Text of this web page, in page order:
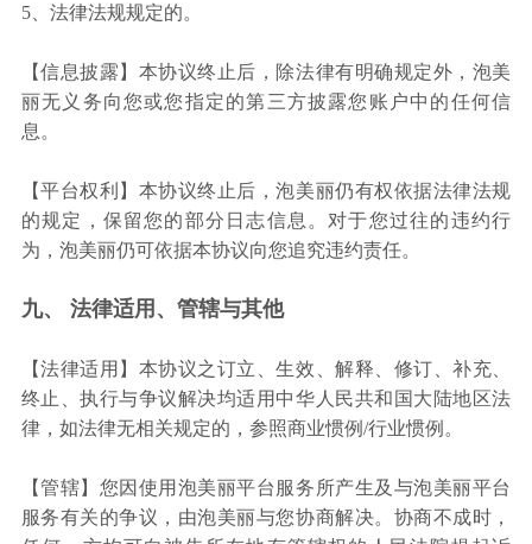
5、法律法规规定的。
【信息披露】本协议终止后，除法律有明确规定外，泡美
丽无义务向您或您指定的第三方披露您账户中的任何信
息。
【平台权利】本协议终止后，泡美丽仍有权依据法律法规
的规定，保留您的部分日志信息。对于您过往的违约行
为，泡美丽仍可依据本协议向您追究违约责任。
九、 法律适用、管辖与其他
【法律适用】本协议之订立、生效、解释、修订、补充、
终止、执行与争议解决均适用中华人民共和国大陆地区法
律，如法律无相关规定的，参照商业惯例/行业惯例。
【管辖】您因使用泡美丽平台服务所产生及与泡美丽平台
服务有关的争议，由泡美丽与您协商解决。协商不成时，